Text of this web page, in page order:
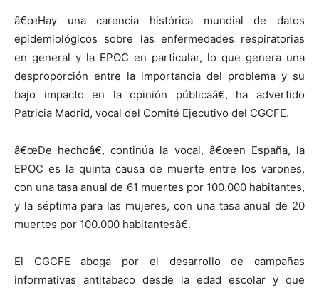
â€œHay una carencia histórica mundial de datos
epidemiológicos sobre las enfermedades respiratorias
en general y la EPOC en particular, lo que genera una
desproporción entre la importancia del problema y su
bajo impacto en la opinión públicaâ€, ha advertido
Patricia Madrid, vocal del Comité Ejecutivo del CGCFE.
â€œDe hechoâ€, continúa la vocal, â€œen España, la
EPOC es la quinta causa de muerte entre los varones,
con una tasa anual de 61 muertes por 100.000 habitantes,
y la séptima para las mujeres, con una tasa anual de 20
muertes por 100.000 habitantesâ€.
El CGCFE aboga por el desarrollo de campañas
informativas antitabaco desde la edad escolar y que